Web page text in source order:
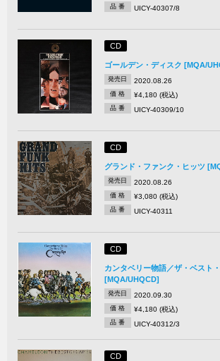
品 番 UICY-40307/8
CD
ゴールデン・ディスク [MQA/
発売日 2020.08.26
価 格 ¥4,180 (税込)
品 番 UICY-40309/10
CD
グランド・ファンク・ヒッツ
発売日 2020.08.26
価 格 ¥3,080 (税込)
品 番 UICY-40311
CD
カンタベリー物語／ザ・ベスト
[MQA/UHQCD]
発売日 2020.09.30
価 格 ¥4,180 (税込)
品 番 UICY-40312/3
CD